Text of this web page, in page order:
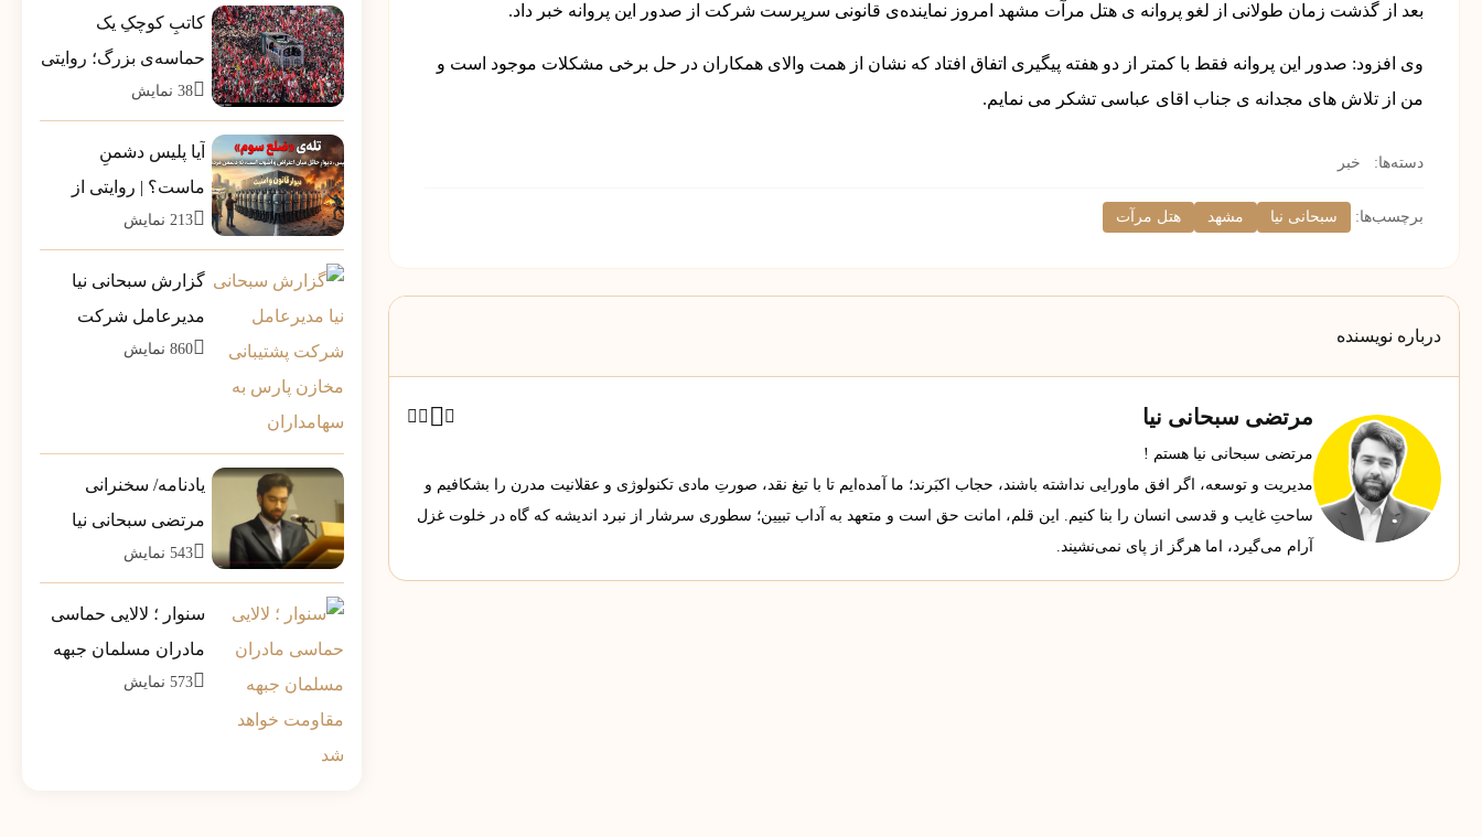
بعد از گذشت زمان طولانی از لغو پروانه ی هتل مرآت مشهد امروز نماینده‌ی قانونی سرپرست شرکت از صدور این پروانه خبر داد.
وی افزود: صدور این پروانه فقط با کمتر از دو هفته پیگیری اتفاق افتاد که نشان از همت والای همکاران در حل برخی مشکلات موجود است و
من از تلاش های مجدانه ی جناب اقای عباسی تشکر می نمایم.
دسته‌ها: خبر
برچسب‌ها: سبحانی نیا مشهد هتل مرآت
درباره نویسنده
مرتضی سبحانی نیا
مرتضی سبحانی نیا هستم !
مدیریت و توسعه، اگر افق ماورایی نداشته باشند، حجاب اکبَرند؛ ما آمده‌ایم تا با تیغ نقد، صورتِ مادی تکنولوژی و عقلانیت مدرن را بشکافیم و
ساحتِ غایب و قدسی انسان را بنا کنیم. این قلم، امانت حق است و متعهد به آداب تبیین؛ سطوری سرشار از نبرد اندیشه که گاه در خلوت غزل
آرام می‌گیرد، اما هرگز از پای نمی‌نشیند.
کاتبِ کوچکِ یک
حماسه‌ی بزرگ؛ روایتی
از بارِ سنگینِ کلمات در
38 نمایش
آیا پلیس دشمنِ
ماست؟ | روایتی از
تله‌ی خطرناکِ «ضلع
213 نمایش
گزارش سبحانی نیا
مدیرعامل شرکت
پشتیبانی مخازن پارس
860 نمایش
یادنامه/ سخنرانی
مرتضی سبحانی نیا
مشاور وزیر در جمع
کشور تیر ماه 1390
543 نمایش
سنوار ؛ لالایی حماسی
مادران مسلمان جبهه
مقاومت خواهد شد
573 نمایش